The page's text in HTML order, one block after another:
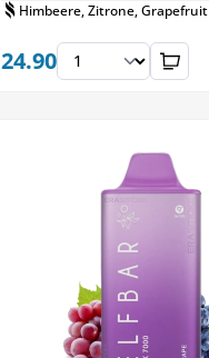
Himbeere, Zitrone, Grapefruit
24.90